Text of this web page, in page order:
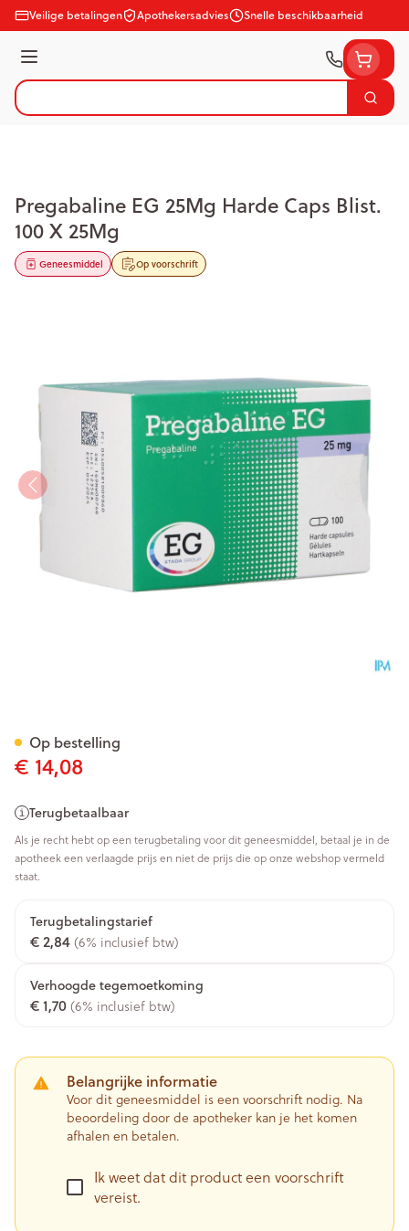
Ga naar de inhoud
Veilige betalingen Apothekersadvies Snelle beschikbaarheid
Menu
Product, merk, categorie...
Zoek
Pregabaline EG 25Mg Harde Caps Blist.
100 X 25Mg
Op voorschrift
Geneesmiddel
€ 14,08
Terugbetaalbaar
Als je recht hebt op een terugbetaling voor dit geneesmiddel, betaal je in de
apotheek een verlaagde prijs en niet de prijs die op onze webshop vermeld
staat.
Terugbetalingstarief
€ 2,84(6% inclusief btw)
Verhoogde tegemoetkoming
€ 1,70(6% inclusief btw)
Belangrijke informatie
Voor dit geneesmiddel is een voorschrift nodig. Na
beoordeling door de apotheker kan je het komen
afhalen en betalen.
Ik weet dat dit product een voorschrift
vereist.
Op bestelling